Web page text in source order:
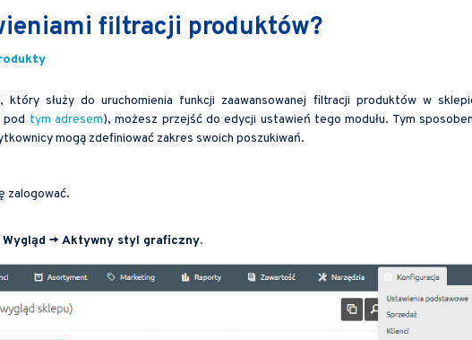
filtracji produktów?
który służy do uruchomienia funkcji zaawansowanej filtracji produktów w
pod tym adresem), możesz przejść do edycji ustawień tego modułu. Tym
mogą zdefiniować zakres swoich poszukiwań.
zalogować.
Wygląd -> Aktywny styl graficzny.